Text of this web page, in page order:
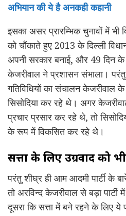
अभियान की ये है अनकही कहानी
इसका असर प्रारम्भिक चुनावों में भी
को चौंकाते हुए 2013 के दिल्ली
अपनी सरकार बनाई, और 49 दिन के
केजरीवाल ने प्रशासन संभाला।
गतिविधियों का संचालन केजरीवाल के
सिसोदिया कर रहे थे। अगर केजरीवाल
प्रचार प्रसार कर रहे थे, तो
के रूप में विकसित कर रहे थे।
सत्ता के लिए उग्रवाद को
परंतु शीघ्र ही आम आदमी पार्टी के
तो अरविन्द केजरीवाल से बड़ा
दूसरा कि सत्ता में बने रहने के लिए ये